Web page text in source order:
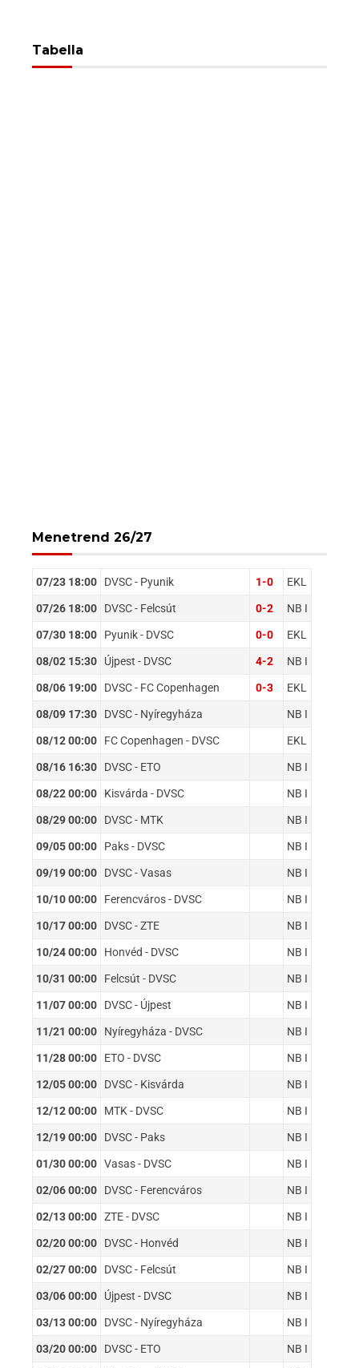
Tabella
Menetrend 26/27
07/23 18:00 DVSC - Pyunik 1-0 EKL
07/26 18:00 DVSC - Felcsút 0-2 NB I
07/30 18:00 Pyunik - DVSC 0-0 EKL
08/02 15:30 Újpest - DVSC 4-2 NB I
08/06 19:00 DVSC - FC Copenhagen 0-3 EKL
08/09 17:30 DVSC - Nyíregyháza NB I
08/12 00:00 FC Copenhagen - DVSC EKL
08/16 16:30 DVSC - ETO NB I
08/22 00:00 Kisvárda - DVSC NB I
08/29 00:00 DVSC - MTK NB I
09/05 00:00 Paks - DVSC NB I
09/19 00:00 DVSC - Vasas NB I
10/10 00:00 Ferencváros - DVSC NB I
10/17 00:00 DVSC - ZTE NB I
10/24 00:00 Honvéd - DVSC NB I
10/31 00:00 Felcsút - DVSC NB I
11/07 00:00 DVSC - Újpest NB I
11/21 00:00 Nyíregyháza - DVSC NB I
11/28 00:00 ETO - DVSC NB I
12/05 00:00 DVSC - Kisvárda NB I
12/12 00:00 MTK - DVSC NB I
12/19 00:00 DVSC - Paks NB I
01/30 00:00 Vasas - DVSC NB I
02/06 00:00 DVSC - Ferencváros NB I
02/13 00:00 ZTE - DVSC NB I
02/20 00:00 DVSC - Honvéd NB I
02/27 00:00 DVSC - Felcsút NB I
03/06 00:00 Újpest - DVSC NB I
03/13 00:00 DVSC - Nyíregyháza NB I
03/20 00:00 DVSC - ETO NB I